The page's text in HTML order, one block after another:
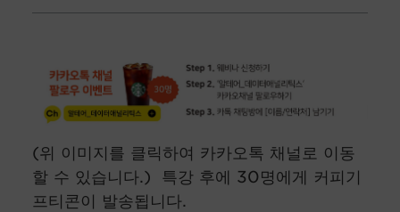
(위 이미지를 클릭하여 카카오톡 채널로 이동
할 수 있습니다.) 특강 후에 30명에게 커피기
프티콘이 발송됩니다.